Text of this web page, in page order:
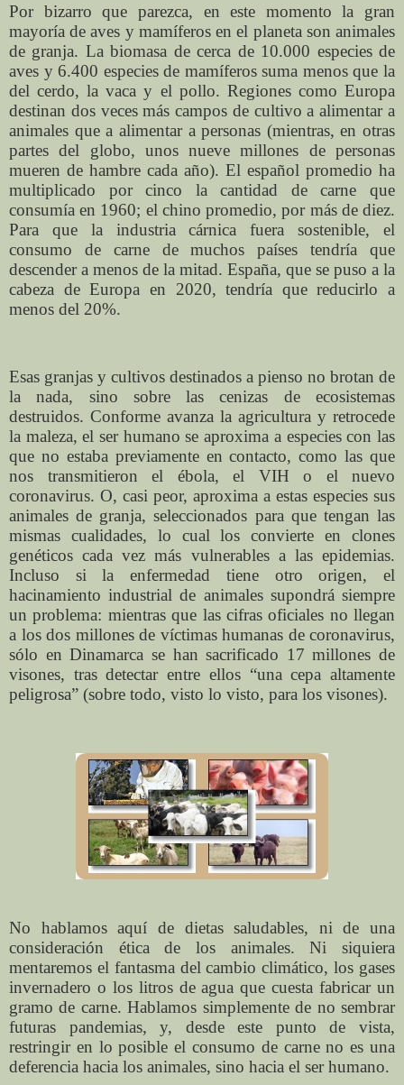
Por bizarro que parezca, en este momento la gran
mayoría de aves y mamíferos en el planeta son animales
de granja. La biomasa de cerca de 10.000 especies de
aves y 6.400 especies de mamíferos suma menos que la
del cerdo, la vaca y el pollo. Regiones como Europa
destinan dos veces más campos de cultivo a alimentar a
animales que a alimentar a personas (mientras, en otras
partes del globo, unos nueve millones de personas
mueren de hambre cada año). El español promedio ha
multiplicado por cinco la cantidad de carne que
consumía en 1960; el chino promedio, por más de diez.
Para que la industria cárnica fuera sostenible, el
consumo de carne de muchos países tendría que
descender a menos de la mitad. España, que se puso a la
cabeza de Europa en 2020, tendría que reducirlo a
menos del 20%.
Esas granjas y cultivos destinados a pienso no brotan de
la nada, sino sobre las cenizas de ecosistemas
destruidos. Conforme avanza la agricultura y retrocede
la maleza, el ser humano se aproxima a especies con las
que no estaba previamente en contacto, como las que
nos transmitieron el ébola, el VIH o el nuevo
coronavirus. O, casi peor, aproxima a estas especies sus
animales de granja, seleccionados para que tengan las
mismas cualidades, lo cual los convierte en clones
genéticos cada vez más vulnerables a las epidemias.
Incluso si la enfermedad tiene otro origen, el
hacinamiento industrial de animales supondrá siempre
un problema: mientras que las cifras oficiales no llegan
a los dos millones de víctimas humanas de coronavirus,
sólo en Dinamarca se han sacrificado 17 millones de
visones, tras detectar entre ellos “una cepa altamente
peligrosa” (sobre todo, visto lo visto, para los visones).
No hablamos aquí de dietas saludables, ni de una
consideración ética de los animales. Ni siquiera
mentaremos el fantasma del cambio climático, los gases
invernadero o los litros de agua que cuesta fabricar un
gramo de carne. Hablamos simplemente de no sembrar
futuras pandemias, y, desde este punto de vista,
restringir en lo posible el consumo de carne no es una
deferencia hacia los animales, sino hacia el ser humano.